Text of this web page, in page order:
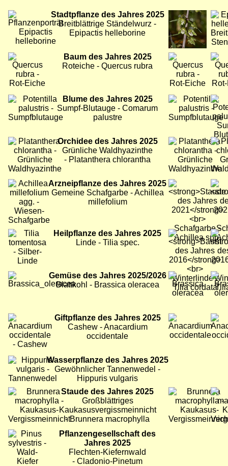
Bild
Stadtpflanze des Jahres 2025
Breitblättrige Ständelwurz -
Epipactis helleborine
Bild Bild
Bild
Baum des Jahres 2025
Roteiche - Quercus rubra
Bild Bild
Bild
Blume des Jahres 2025
Sumpf-Blutauge - Comarum
palustre
Bild Bild
Bild
Orchidee des Jahres 2025
Grünliche Waldhyazinthe
- Platanthera chlorantha
Bild Bild
Bild
Arzneipflanze des Jahres 2025
Gemeine Schafgarbe - Achillea
millefolium
Bild Bild
Bild
Heilpflanze des Jahres 2025
Linde - Tilia spec.
Bild Bild
Bild
Gemüse des Jahres 2025/2026
Blattkohl - Brassica oleracea
Bild Bild
Bild
Giftpflanze des Jahres 2025
Cashew - Anacardium
occidentale
Bild Bild
Bild
Wasserpflanze des Jahres 2025
Gewöhnlicher Tannenwedel -
Hippuris vulgaris
Bild
Staude des Jahres 2025
Großblättriges
Kaukasusvergissmeinnicht
- Brunnera macrophylla
Bild Bild
Bild
Pflanzengesellschaft des
Jahres 2025
Flechten-Kiefernwald
- Cladonio-Pinetum